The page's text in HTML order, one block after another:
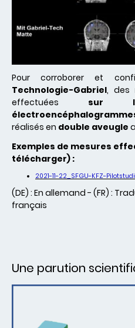
Pour corroborer et
Technologie-Gabriel, des
effectuées sur
réalisés en double aveugle
Exemples de mesures
télécharger) :
2021-11-22_SFGU-KFZ-
(DE) : En allemand - (FR) :
français
Une parution